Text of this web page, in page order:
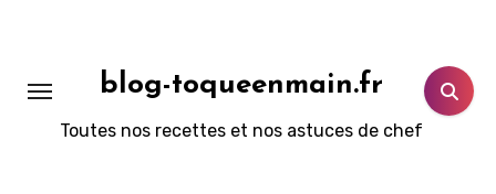
principal
blog-toqueenmain.fr
Toutes nos recettes et nos astuces de chef